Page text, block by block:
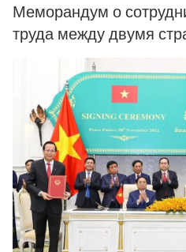
Меморандум о
труда между двумя